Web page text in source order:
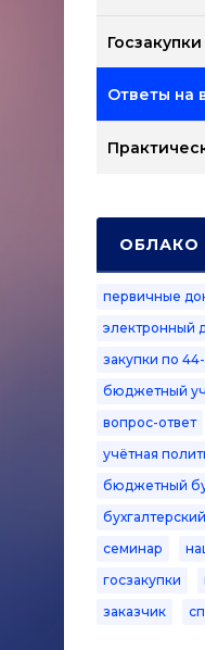
Госзакупки
Ответы на
ОБЛАКО
первичные
электронный
закупки по
бюджетный
вопрос-ответ
учётная
бюджетный
семинар
госзакупки
заказчик